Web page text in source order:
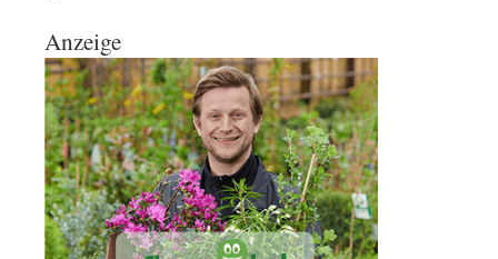
Anzeige